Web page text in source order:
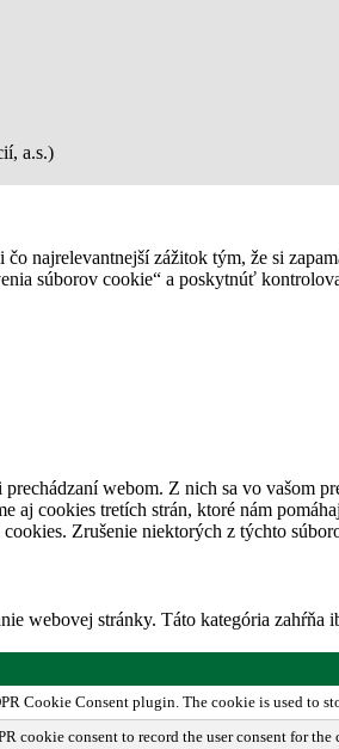
a.s.)
najrelevantnejší zážitok tým, že si
súborov cookie“ a poskytnúť
webom. Z nich sa vo vašom
aj cookies tretích strán, ktoré nám
Zrušenie niektorých z týchto
webovej stránky. Táto kategória
Cookie Consent plugin. The cookie is used to
cookie consent to record the user consent for